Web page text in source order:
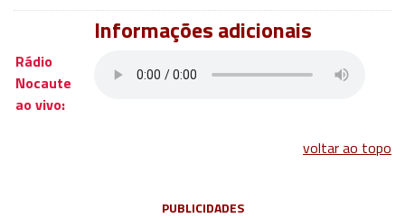
Informações adicionais
Rádio
Nocaute
ao vivo:
voltar ao topo
PUBLICIDADES